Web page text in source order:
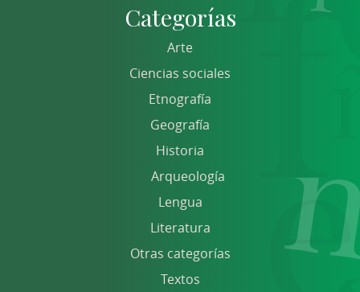
Categorías
Arte
Ciencias sociales
Etnografía
Geografía
Historia
Arqueología
Lengua
Literatura
Otras categorías
Textos